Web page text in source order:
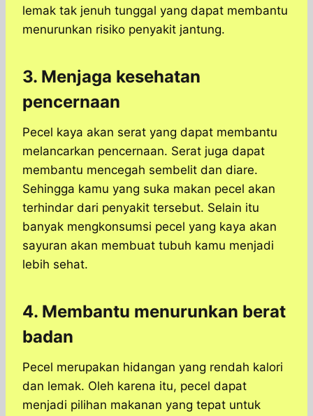
lemak tak jenuh tunggal yang dapat membantu
menurunkan risiko penyakit jantung.
3. Menjaga kesehatan
pencernaan
Pecel kaya akan serat yang dapat membantu
melancarkan pencernaan. Serat juga dapat
membantu mencegah sembelit dan diare.
Sehingga kamu yang suka makan pecel akan
terhindar dari penyakit tersebut. Selain itu
banyak mengkonsumsi pecel yang kaya akan
sayuran akan membuat tubuh kamu menjadi
lebih sehat.
4. Membantu menurunkan berat
badan
Pecel merupakan hidangan yang rendah kalori
dan lemak. Oleh karena itu, pecel dapat
menjadi pilihan makanan yang tepat untuk